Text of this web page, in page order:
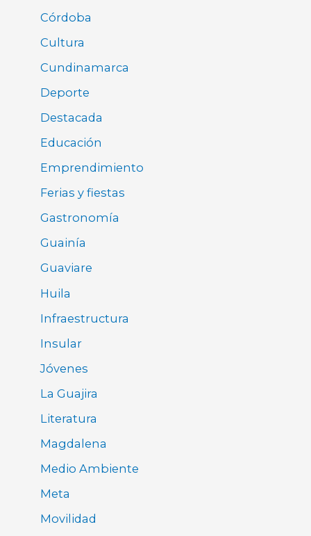
Córdoba
Cultura
Cundinamarca
Deporte
Destacada
Educación
Emprendimiento
Ferias y fiestas
Gastronomía
Guainía
Guaviare
Huila
Infraestructura
Insular
Jóvenes
La Guajira
Literatura
Magdalena
Medio Ambiente
Meta
Movilidad